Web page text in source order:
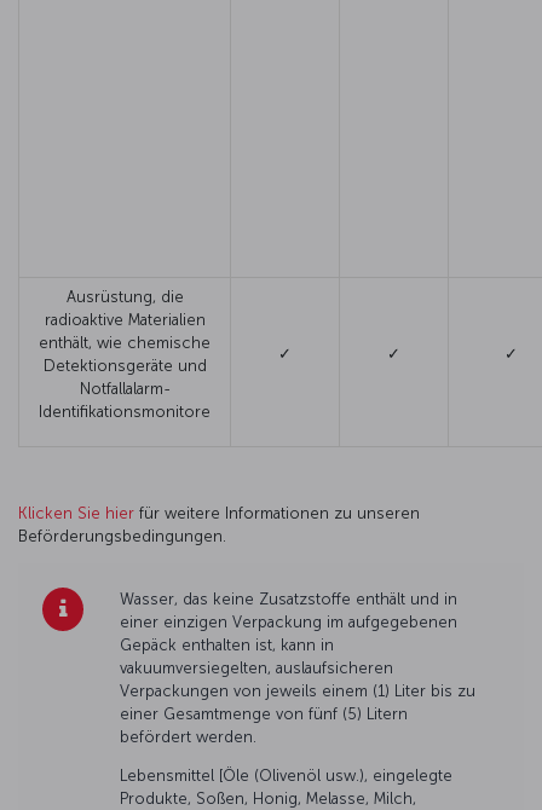
Ausrüstung, die
radioaktive Materialien
enthält, wie chemische
Detektionsgeräte und
Notfallalarm-
Identifikationsmonitore
✓ ✓ ✓
Klicken Sie hier für weitere Informationen zu unseren
Beförderungsbedingungen.
Wasser, das keine Zusatzstoffe enthält und in
einer einzigen Verpackung im aufgegebenen
Gepäck enthalten ist, kann in
vakuumversiegelten, auslaufsicheren
Verpackungen von jeweils einem (1) Liter bis zu
einer Gesamtmenge von fünf (5) Litern
befördert werden.
Lebensmittel [Öle (Olivenöl usw.), eingelegte
Produkte, Soßen, Honig, Melasse, Milch,